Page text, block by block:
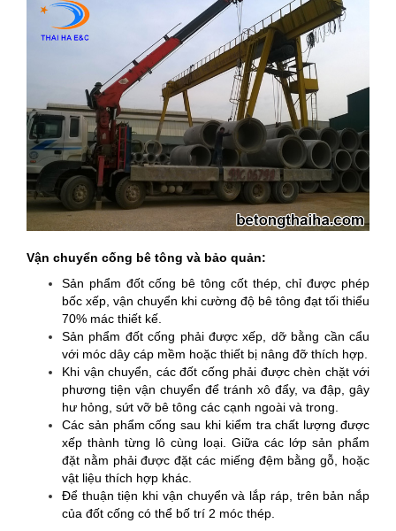
Vận chuyển cống bê tông và bảo quản:
Sản phẩm đốt cống bê tông cốt thép, chỉ được phép
bốc xếp, vận chuyển khi cường độ bê tông đạt tối thiểu
70% mác thiết kế.
Sản phẩm đốt cống phải được xếp, dỡ bằng cần cẩu
với móc dây cáp mềm hoặc thiết bị nâng đỡ thích hợp.
Khi vận chuyển, các đốt cống phải được chèn chặt với
phương tiện vận chuyển để tránh xô đẩy, va đập, gây
hư hỏng, sứt vỡ bê tông các cạnh ngoài và trong.
Các sản phẩm cống sau khi kiểm tra chất lượng được
xếp thành từng lô cùng loại. Giữa các lớp sản phẩm
đặt nằm phải được đặt các miếng đệm bằng gỗ, hoặc
vật liệu thích hợp khác.
Để thuận tiện khi vận chuyển và lắp ráp, trên bản nắp
của đốt cống có thể bố trí 2 móc thép.